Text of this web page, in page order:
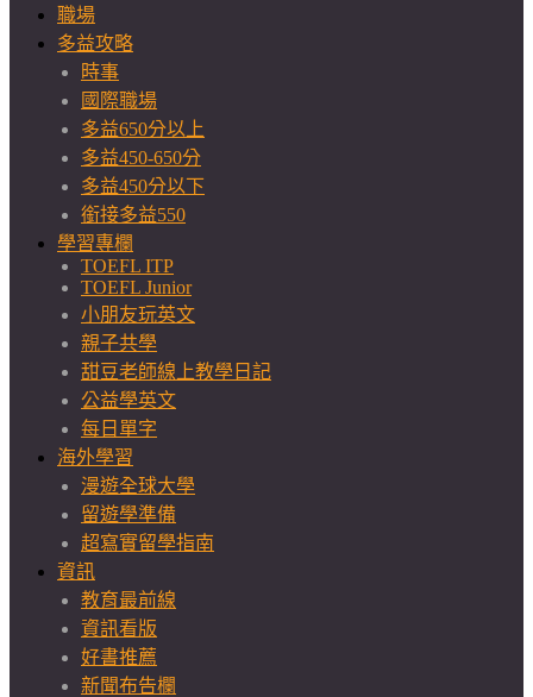
職場
多益攻略
時事
國際職場
多益650分以上
多益450-650分
多益450分以下
銜接多益550
學習專欄
TOEFL ITP
TOEFL Junior
小朋友玩英文
親子共學
甜豆老師線上教學日記
公益學英文
每日單字
海外學習
漫遊全球大學
留遊學準備
超寫實留學指南
資訊
教育最前線
資訊看版
好書推薦
新聞布告欄